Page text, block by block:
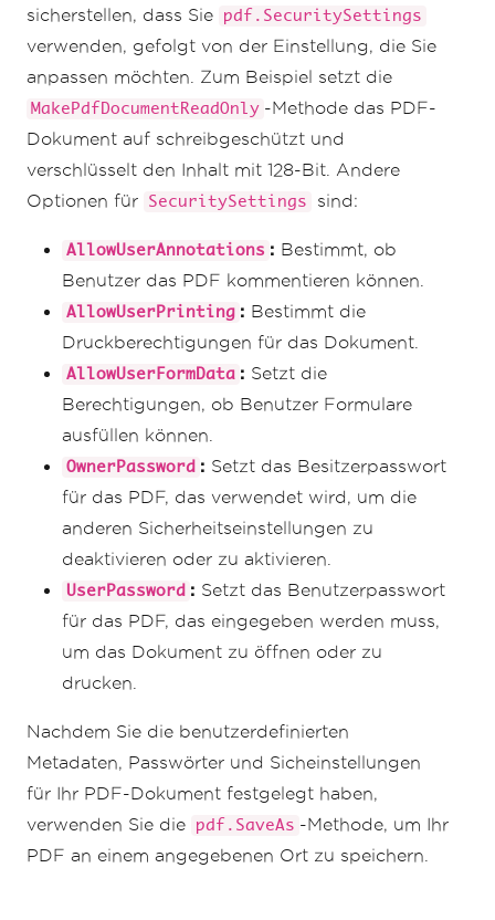
sicherstellen, dass Sie pdf.SecuritySettings
verwenden, gefolgt von der Einstellung, die Sie
anpassen möchten. Zum Beispiel setzt die
MakePdfDocumentReadOnly -Methode das PDF-
Dokument auf schreibgeschützt und
verschlüsselt den Inhalt mit 128-Bit. Andere
Optionen für
SecuritySettings sind:
AllowUserAnnotations : Bestimmt, ob
Benutzer das PDF kommentieren können.
AllowUserPrinting : Bestimmt die
Druckberechtigungen für das Dokument.
AllowUserFormData : Setzt die
Berechtigungen, ob Benutzer Formulare
ausfüllen können.
OwnerPassword : Setzt das Besitzerpasswort
für das PDF, das verwendet wird, um die
anderen Sicherheitseinstellungen zu
deaktivieren oder zu aktivieren.
UserPassword : Setzt das Benutzerpasswort
für das PDF, das eingegeben werden muss,
um das Dokument zu öffnen oder zu
drucken.
Nachdem Sie die benutzerdefinierten
Metadaten, Passwörter und Sicheinstellungen
für Ihr PDF-Dokument festgelegt haben,
verwenden Sie die
pdf.SaveAs -Methode, um Ihr
PDF an einem angegebenen Ort zu speichern.